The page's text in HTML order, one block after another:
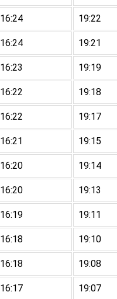
16:24 19:22
16:24 19:21
16:23 19:19
16:22 19:18
16:22 19:17
16:21 19:15
16:20 19:14
16:20 19:13
16:19 19:11
16:18 19:10
16:18 19:08
16:17 19:07